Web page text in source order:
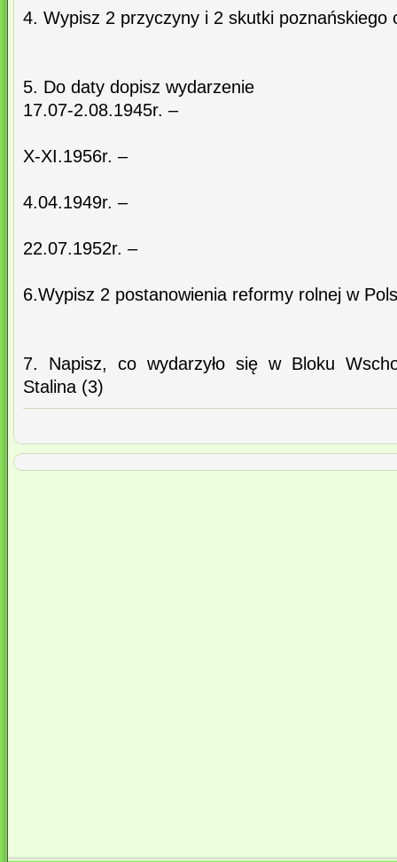
4. Wypisz 2 przyczyny i 2 skutki poznańskiego
5. Do daty dopisz wydarzenie
17.07-2.08.1945r. –
X-XI.1956r. –
4.04.1949r. –
22.07.1952r. –
6.Wypisz 2 postanowienia reformy rolnej w
7. Napisz, co wydarzyło się w Bloku
Stalina (3)